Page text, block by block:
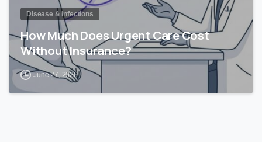
Disease & Infections
How Much Does Urgent Care Cost
Without Insurance?
June 27, 2026